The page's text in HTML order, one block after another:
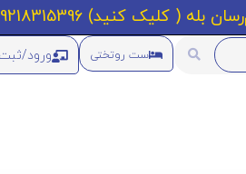
( کلیک کنید) 09218315396
ست روتختی ورود/